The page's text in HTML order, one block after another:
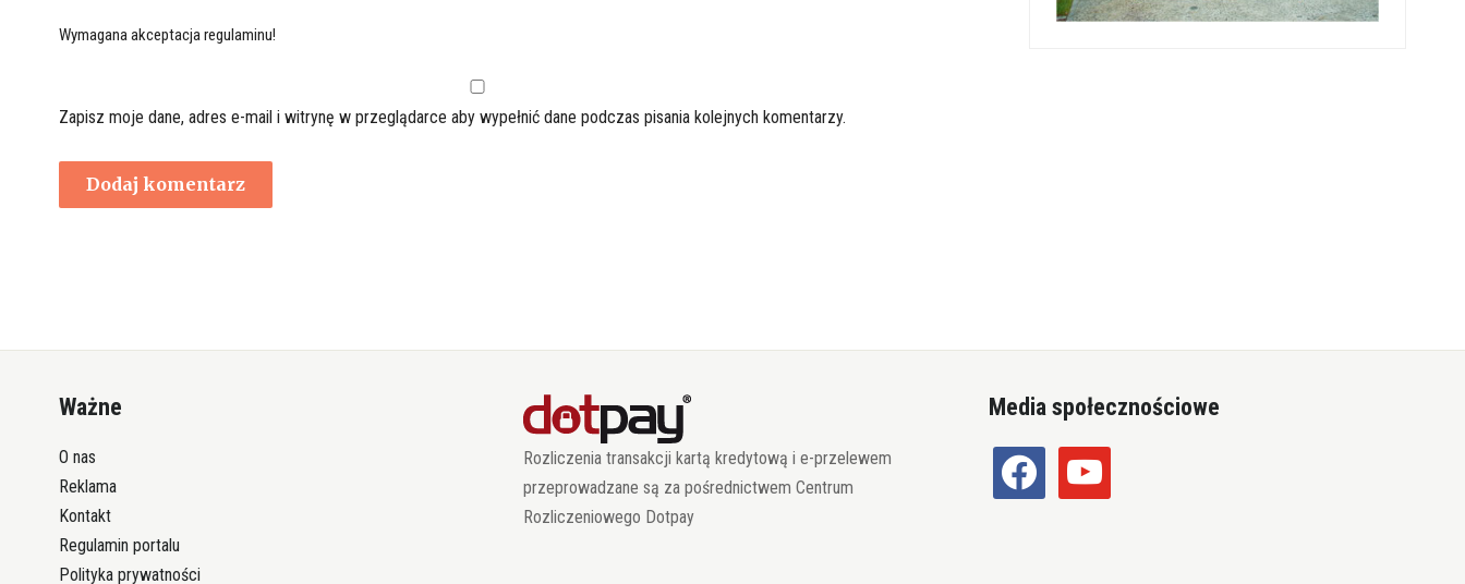
Wymagana akceptacja regulaminu!
Zapisz moje dane, adres e-mail i witrynę w przeglądarce aby wypełnić dane podczas pisania kolejnych komentarzy.
Ważne
O nas
Reklama
Kontakt
Regulamin portalu
Polityka prywatności
Rozliczenia transakcji kartą kredytową i e-przelewem
przeprowadzane są za pośrednictwem Centrum
Rozliczeniowego Dotpay
Media społecznościowe
facebook youtube